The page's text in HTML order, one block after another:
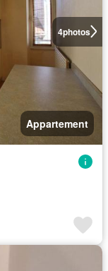
4photos
Appartement